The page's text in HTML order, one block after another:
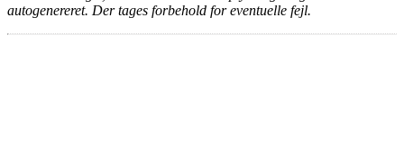
autogenereret. Der tages forbehold for eventuelle fejl.